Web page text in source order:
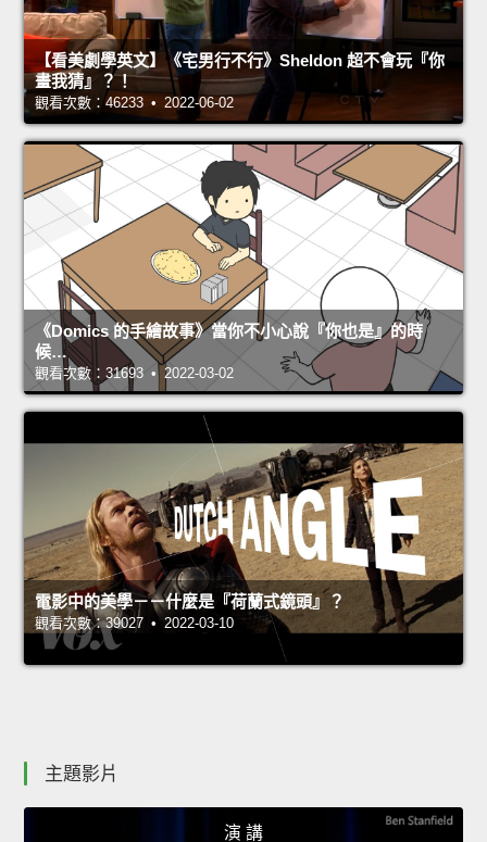
【看美劇學英文】《宅男行不行》Sheldon 超不會玩『你
畫我猜』？！
觀看次數：46233 • 2022-06-02
《Domics 的手繪故事》當你不小心說『你也是』的時
候…
觀看次數：31693 • 2022-03-02
電影中的美學－－什麼是『荷蘭式鏡頭』？
觀看次數：39027 • 2022-03-10
主題影片
演 講